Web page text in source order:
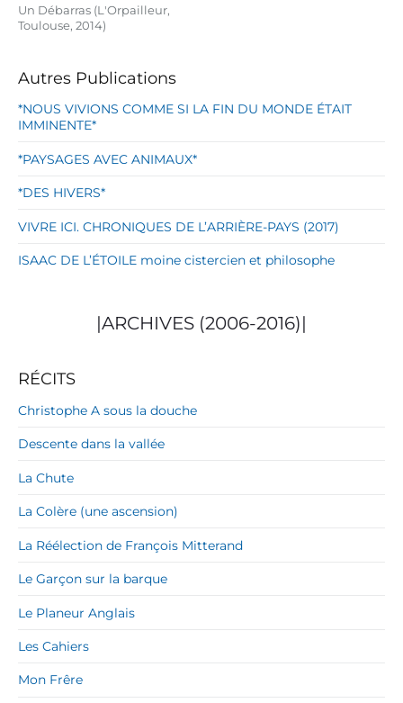
Un Débarras (L'Orpailleur,
Toulouse, 2014)
Autres Publications
*NOUS VIVIONS COMME SI LA FIN DU MONDE ÉTAIT
IMMINENTE*
*PAYSAGES AVEC ANIMAUX*
*DES HIVERS*
VIVRE ICI. CHRONIQUES DE L’ARRIÈRE-PAYS (2017)
ISAAC DE L’ÉTOILE moine cistercien et philosophe
|ARCHIVES (2006-2016)|
RÉCITS
Christophe A sous la douche
Descente dans la vallée
La Chute
La Colère (une ascension)
La Réélection de François Mitterand
Le Garçon sur la barque
Le Planeur Anglais
Les Cahiers
Mon Frêre